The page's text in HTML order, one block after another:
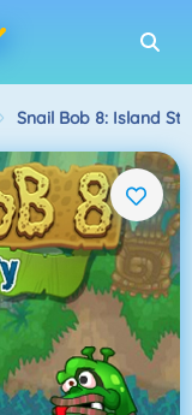
Snail Bob 8: Island